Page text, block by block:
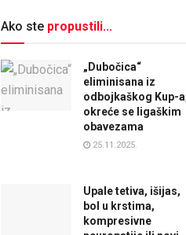
Ako ste propustili...
„Dubočica“
eliminisana iz
odbojkaškog Kup-
okreće se ligaškim
obavezama
25.11.2025.
Upale tetiva, išijas,
bol u krstima,
kompresivne